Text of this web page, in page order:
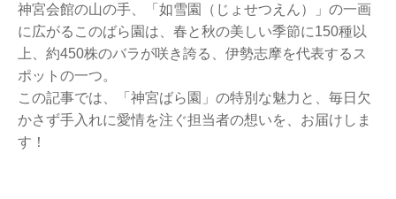
神宮会館の山の手、
「如雪園（じょせつえん）」の一画
に広がるこのばら園は、春と秋の美しい季節に150種以
上、約450株のバラが咲き誇る、伊勢志摩を代表するス
ポットの一つ。
この記事では、「神宮ばら園」の特別な魅力と、毎日欠
かさず手入れに愛情を注ぐ担当者の想いを、お届けしま
す！